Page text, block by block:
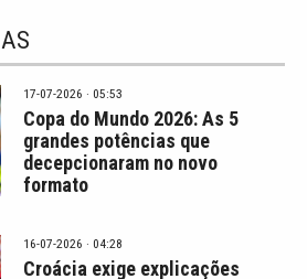
17-07-2026 · 05:53
Copa do Mundo 2026: As 5
grandes potências que
decepcionaram no novo
formato
16-07-2026 · 04:28
Croácia exige explicações